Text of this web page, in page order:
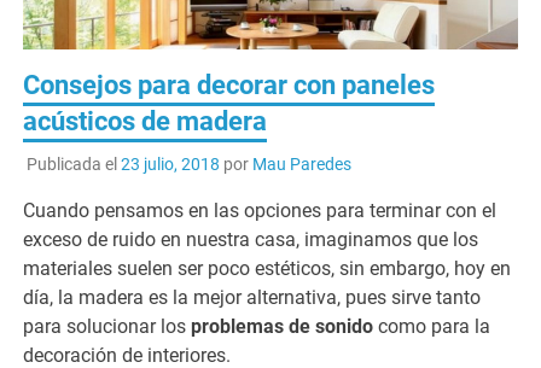
Consejos para decorar con paneles
acústicos de madera
Publicada el 23 julio, 2018 por Mau Paredes
Cuando pensamos en las opciones para terminar con el
exceso de ruido en nuestra casa, imaginamos que los
materiales suelen ser poco estéticos, sin embargo, hoy en
día, la madera es la mejor alternativa, pues sirve tanto
para solucionar losproblemas de sonido como para la
decoración de interiores.